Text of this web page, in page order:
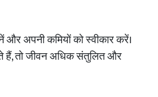
और अपनी कमियों को स्वीकार करें।
तो जीवन अधिक संतुलित और